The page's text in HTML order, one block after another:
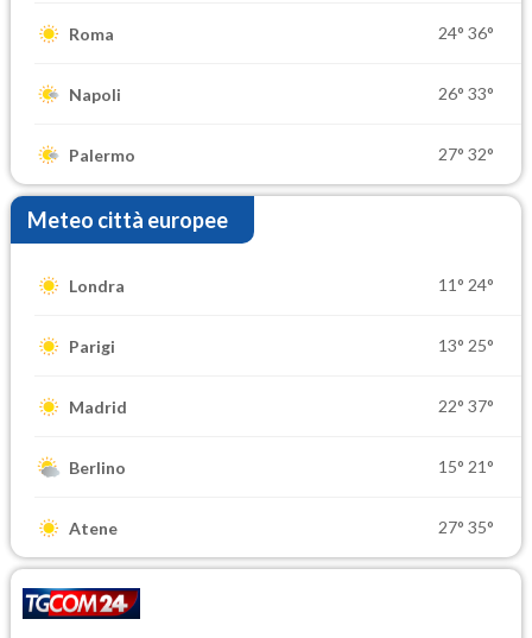
Roma 24° 36°
Napoli 26° 33°
Palermo 27° 32°
Meteo città europee
Londra 11° 24°
Parigi 13° 25°
Madrid 22° 37°
Berlino 15° 21°
Atene 27° 35°